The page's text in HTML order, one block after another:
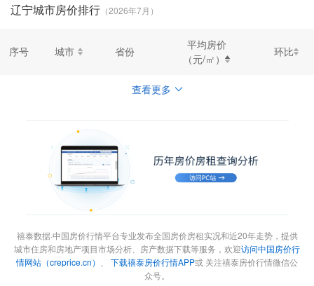
辽宁城市房价排行 （2026年7月）
序号 城市 省份
平均房价
（元/㎡）
环比
查看更多
禧泰数据·中国房价行情平台专业发布全国房价房租实况和近20年走势，提供
城市住房和房地产项目市场分析、房产数据下载等服务，欢迎访问中国房价行
情网站（creprice.cn）
下载禧泰房价行情APP或 关注禧泰房价行情微信公
众号。